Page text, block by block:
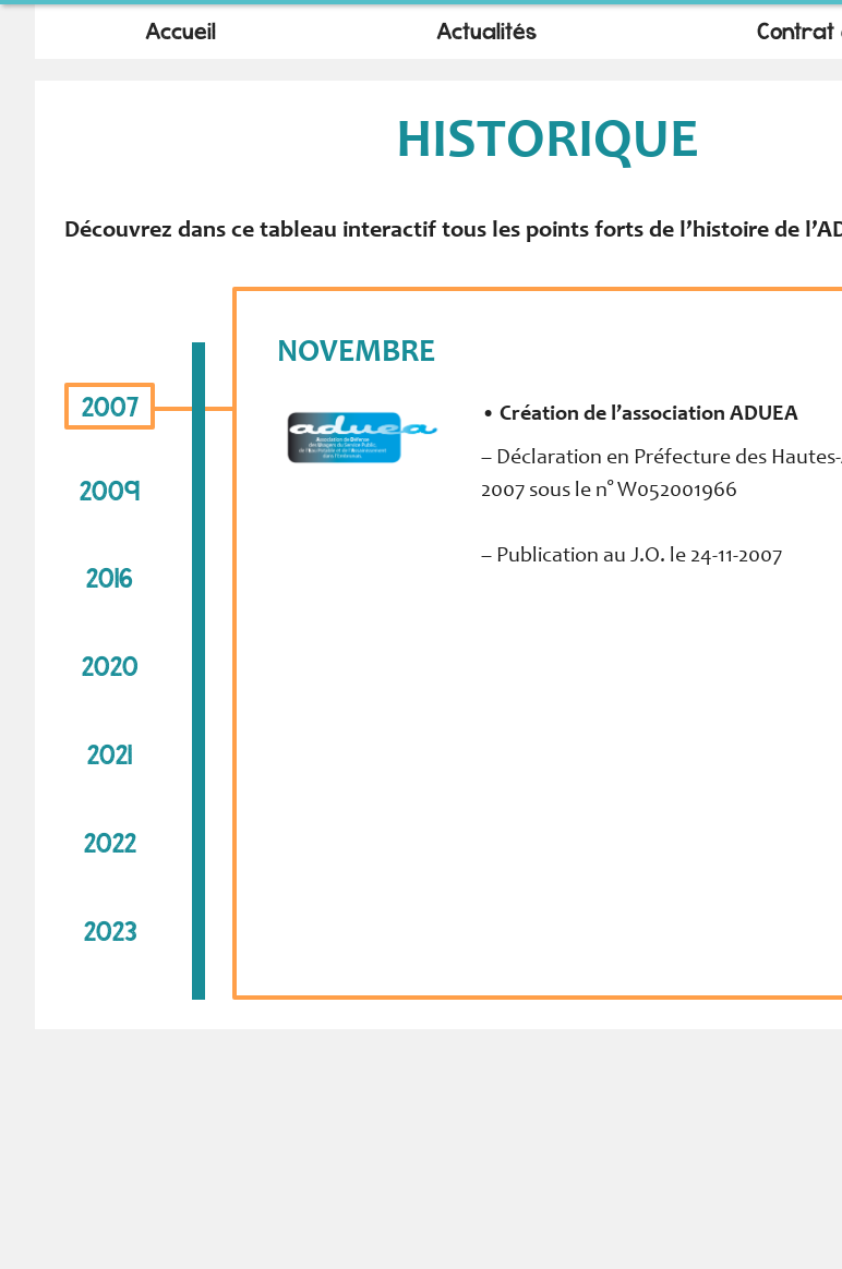
Accueil Actualités Contrat
HISTORIQUE
Découvrez dans ce tableau interactif tous les points forts de l’histoire de
2007
2009
2016
2020
2021
2022
2023
NOVEMBRE
• Création de l’association ADUEA
– Déclaration en Préfecture des Hautes-
2007 sous le n° W052001966
– Publication au J.O. le 24-11-2007